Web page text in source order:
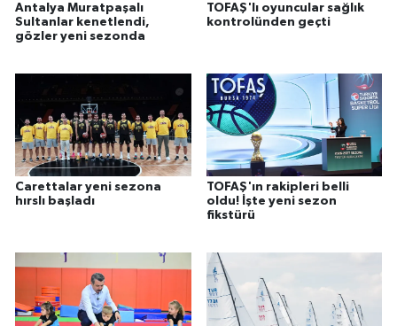
Antalya Muratpaşalı
Sultanlar kenetlendi,
gözler yeni sezonda
TOFAŞ'lı oyuncular sağlık
kontrolünden geçti
Carettalar yeni sezona
hırslı başladı
TOFAŞ'ın rakipleri belli
oldu! İşte yeni sezon
fikstürü